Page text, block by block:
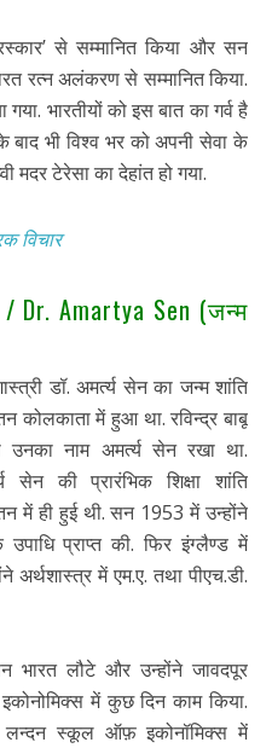
से सम्मानित किया और सन
रत्न अलंकरण से सम्मानित किया.
भारतीयों को इस बात का गर्व है
बाद भी विश्व भर को अपनी सेवा के
मदर टेरेसा का देहांत हो गया.
विचार
/ Dr. Amartya Sen (जन्म
डॉ. अमर्त्य सेन का जन्म शांति
कोलकाता में हुआ था. रविन्द्र बाबू
उनका नाम अमर्त्य सेन रखा था.
सेन की प्रारंभिक शिक्षा शांति
में ही हुई थी. सन 1953 में उन्होंने
उपाधि प्राप्त की. फिर इंग्लैण्ड में
अर्थशास्त्र में एम.ए. तथा पीएच.डी.
भारत लौटे और उन्होंने जावदपूर
में कुछ दिन काम किया.
स्कूल ऑफ़ इकोनॉमिक्स में